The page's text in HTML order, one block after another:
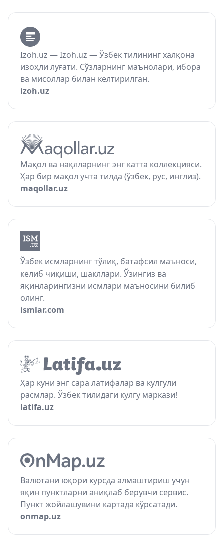
Izoh.uz — Izoh.uz — Ўзбек тилининг халқона
изоҳли луғати. Сўзларнинг маънолари, ибора
ва мисоллар билан келтирилган.
izoh.uz
Мақол ва нақлларнинг энг катта коллекцияси.
Ҳар бир мақол учта тилда (ўзбек, рус, инглиз).
maqollar.uz
Ўзбек исмларнинг тўлиқ, батафсил маъноси,
келиб чиқиши, шакллари. Ўзингиз ва
яқинларингизни исмлари маъносини билиб
олинг.
ismlar.com
Ҳар куни энг сара латифалар ва кулгули
расмлар. Ўзбек тилидаги кулгу маркази!
latifa.uz
Валютани юқори курсда алмаштириш учун
яқин пунктларни аниқлаб берувчи сервис.
Пункт жойлашувини картада кўрсатади.
onmap.uz